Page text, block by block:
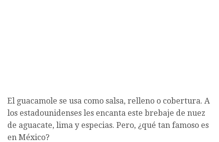
El guacamole se usa como salsa, relleno o cobertura. A
los estadounidenses les encanta este brebaje de nuez
de aguacate, lima y especias. Pero, ¿qué tan famoso es
en México?